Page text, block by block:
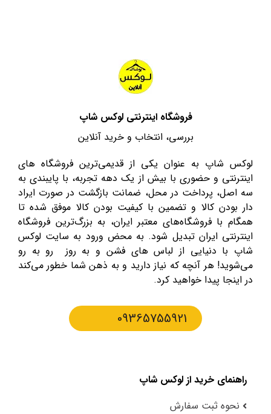
فروشگاه اینترنتی لوکس شاپ
بررسی، انتخاب و خرید آنلاین
لوکس شاپ به عنوان یکی از قدیمی‌ترین فروشگاه های
اینترنتی و حضوری با بیش از یک دهه تجربه، با پایبندی به
سه اصل، پرداخت در محل، ضمانت بازگشت در صورت ایراد
دار بودن کالا و تضمین با کیفیت بودن کالا موفق شده تا
همگام با فروشگاه‌های معتبر ایران، به بزرگ‌ترین فروشگاه
اینترنتی ایران تبدیل شود. به محض ورود به سایت لوکس
شاپ با دنیایی از لباس های فشن و به روز رو به رو
می‌شوید! هر آنچه که نیاز دارید و به ذهن شما خطور می‌کند
در اینجا پیدا خواهید کرد.
09365755921
راهنمای خرید از لوکس شاپ
نحوه ثبت سفارش